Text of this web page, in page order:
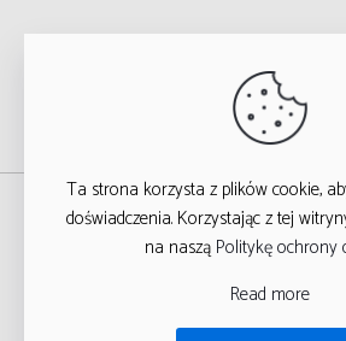
© 2023
WSZYSTKIE PRAWA
ARGA STUDIO
Ta strona korzysta z plików cookie,
doświadczenia. Korzystając z tej
na nasząPolitykę ochrony
Read more